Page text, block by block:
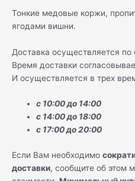
Тонкие медовые коржи,
ягодами вишни.
Доставка осуществляется по
Время доставки
И осуществляется в трех
с 10:00 до 14:00
с 14:00 до 18:00
с 17:00 до 20:00
Если Вам необходимо
доставки, сообщите об этом